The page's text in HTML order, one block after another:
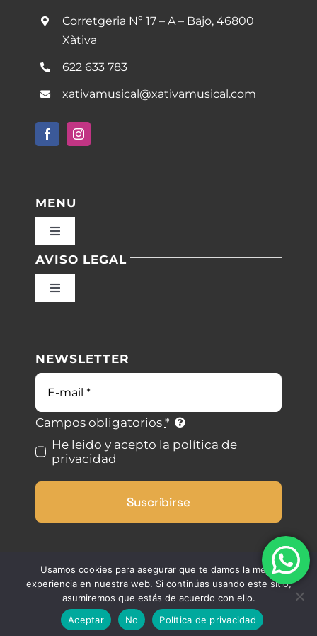
Corretgeria Nº 17 – A – Bajo, 46800
Xàtiva
622 633 783
xativamusical@xativamusical.com
MENU
Toggle
Inicio
Blog
Contacto
AVISO LEGAL
Toggle
Condiciones de uso
Ley de cookies
Desistimiento
NEWSLETTER
Correo
electrónico
Campos obligatorios *
He leido y acepto la política de
privacidad
Suscribirse
Usamos cookies para asegurar que te damos la mejor
experiencia en nuestra web. Si continúas usando este sitio,
asumiremos que estás de acuerdo con ello.
Aceptar
No Política de privacidad